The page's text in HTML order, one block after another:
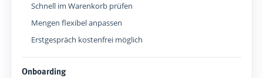
Schnell im Warenkorb prüfen
Mengen flexibel anpassen
Erstgespräch kostenfrei möglich
Onboarding